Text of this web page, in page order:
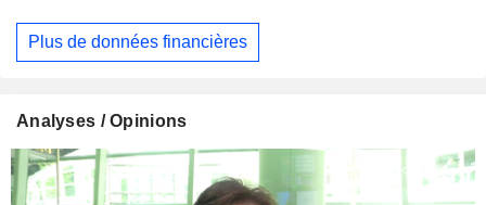
Plus de données financières
Analyses / Opinions